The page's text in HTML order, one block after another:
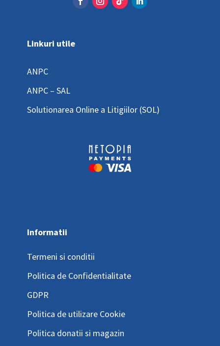
Linkuri utile
ANPC
ANPC – SAL
Solutionarea Online a Litigiilor (SOL)
Informatii
Termeni si conditii
Politica de Confidentialitate
GDPR
Politica de utilizare Cookie
Politica donatii si magazin